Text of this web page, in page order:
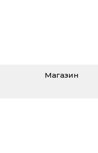
Магазин